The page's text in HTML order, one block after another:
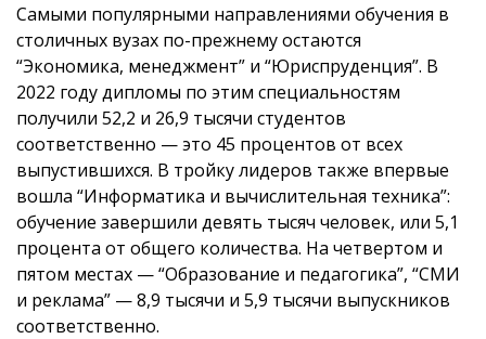
Самыми популярными направлениями обучения в
столичных вузах по-прежнему остаются
“Экономика, менеджмент” и “Юриспруденция”. В
2022 году дипломы по этим специальностям
получили 52,2 и 26,9 тысячи студентов
соответственно — это 45 процентов от всех
выпустившихся. В тройку лидеров также впервые
вошла “Информатика и вычислительная техника”:
обучение завершили девять тысяч человек, или 5,1
процента от общего количества. На четвертом и
пятом местах — “Образование и педагогика”, “СМИ
и реклама” — 8,9 тысячи и 5,9 тысячи выпускников
соответственно.